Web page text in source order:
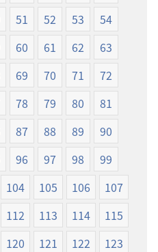
51 52 53
54
60 61 62
63
69 70 71
72
78 79 80
81
87 88 89
90
96 97 98
99
104 105 106
107
112 113 114
115
120 121 122
123